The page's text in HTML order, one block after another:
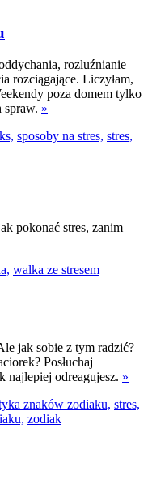
rozluźnianie
rozciągające. Liczyłam,
poza domem tylko
spraw. »
sposoby na stres, stres,
pokonać stres, zanim
walka ze stresem
jak sobie z tym radzić?
Posłuchaj
najlepiej odreagujesz. »
znaków zodiaku, stres,
zodiak